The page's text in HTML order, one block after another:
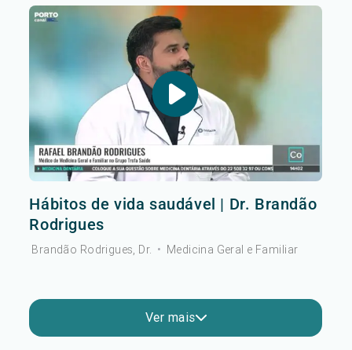
Hábitos de vida saudável | Dr. Brandão
Rodrigues
Brandão Rodrigues, Dr. • Medicina Geral e Familiar
Ver mais